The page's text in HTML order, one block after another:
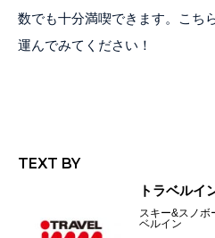
数でも十分満喫できます。こち
運んでみてください！
トラベルイ
スキー&スノボ
ベルイン